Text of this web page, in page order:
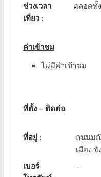
ช่วงเวลา
เที่ยว :
ตลอดทั้
ค่าเข้าชม
ไม่มีค่าเข้าชม
ที่ตั้ง – ติดต่อ
ที่อยู่ :
ถนนม
เมือง
เบอร์
–